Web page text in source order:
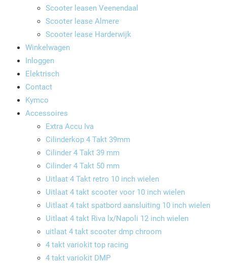
Scooter leasen Veenendaal
Scooter lease Almere
Scooter lease Harderwijk
Winkelwagen
Inloggen
Elektrisch
Contact
Kymco
Accessoires
Extra Accu Iva
Cilinderkop 4 Takt 39mm
Cilinder 4 Takt 39 mm
Cilinder 4 Takt 50 mm
Uitlaat 4 Takt retro 10 inch wielen
Uitlaat 4 takt scooter voor 10 inch wielen
Uitlaat 4 takt spatbord aansluiting 10 inch wielen
Uitlaat 4 takt Riva lx/Napoli 12 inch wielen
uitlaat 4 takt scooter dmp chroom
4 takt variokit top racing
4 takt variokit DMP